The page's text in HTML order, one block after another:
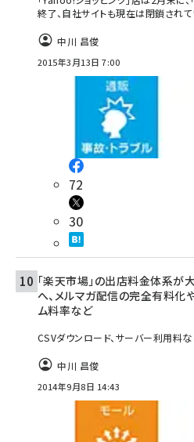
終了、自社サイトも現在は閉鎖されて
中川 昌俊
2015年3月13日 7:00
72
30
「楽天市場」の出店料金体系が
へ、メルマガ配信の完全有料化
ム料率など
CSVダウンロード、サーバー利用料
中川 昌俊
2014年9月8日 14:43